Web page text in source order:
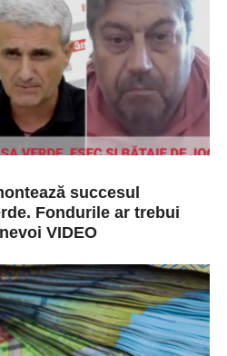
succesul
Fondurile ar trebui
VIDEO
au criticat în